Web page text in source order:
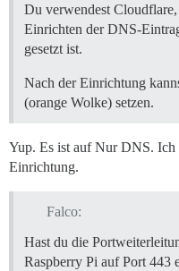
Du verwendest
Einrichten der DNS-
gesetzt ist.
Nach der Einrichtung
(orange Wolke) setzen.
Yup. Es ist auf Nur DNS. Ich
Einrichtung.
Falco:
Hast du die
Raspberry Pi auf Port 443